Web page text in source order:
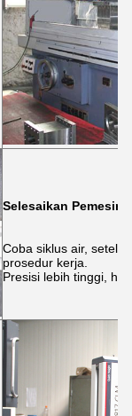
Selesaikan
Coba siklus air,
prosedur kerja.
Presisi lebih tinggi,